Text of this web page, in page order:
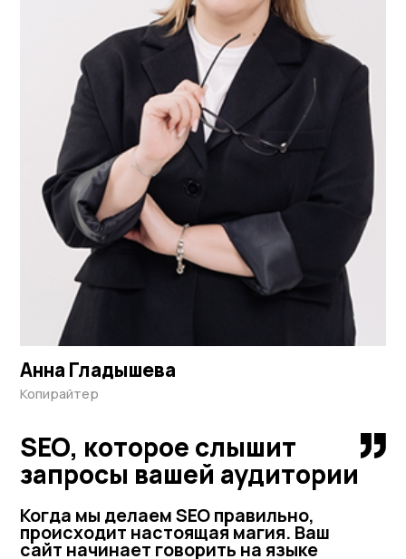
Анна Гладышева
Копирайтер
SEO, которое слышит
запросы вашей аудитории
Когда мы делаем SEO правильно,
происходит настоящая магия. Ваш
сайт начинает говорить на языке